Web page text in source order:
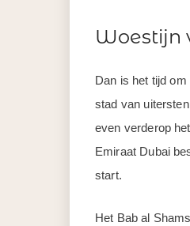
Woestijn
Dan is het tijd
stad van
even verderop
Emiraat Dubai
start.
Het Bab al